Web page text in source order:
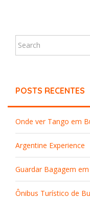
POSTS RECENTES
Onde ver Tango em
Argentine Experience
Guardar Bagagem
Ônibus Turístico de